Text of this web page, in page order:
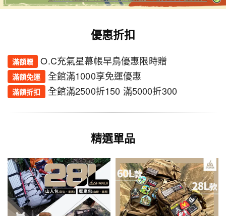
簡
2026-07-31
包包容量剛好，放進去的東西不會太擠。
優惠折扣
滿額贈 O.C充氣星幕帳早鳥優惠限時贈
滿額免運 全館滿1000享免運優惠
滿額折扣 全館滿2500折150 滿5000折300
精選單品